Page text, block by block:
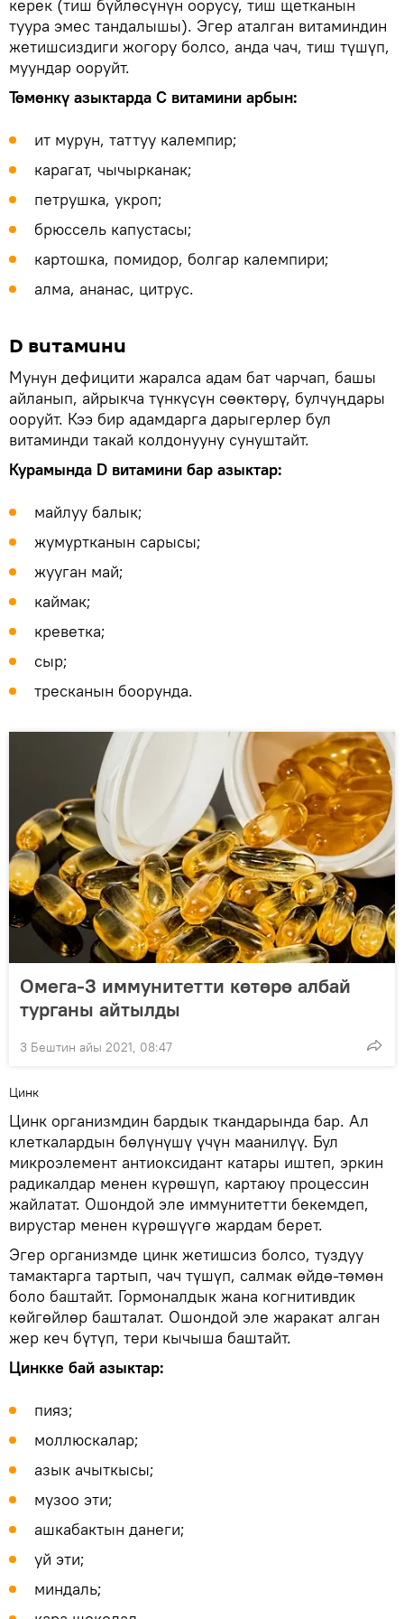
керек (тиш бүйлөсүнүн оорусу, тиш щетканын
туура эмес тандалышы). Эгер аталган витаминдин
жетишсиздиги жогору болсо, анда чач, тиш түшүп,
муундар ооруйт.
Төмөнкү азыктарда С витамини арбын:
ит мурун, таттуу калемпир;
карагат, чычырканак;
петрушка, укроп;
брюссель капустасы;
картошка, помидор, болгар калемпири;
алма, ананас, цитрус.
D витамини
Мунун дефицити жаралса адам бат чарчап, башы
айланып, айрыкча түнкүсүн сөөктөрү, булчуңдары
ооруйт. Кээ бир адамдарга дарыгерлер бул
витаминди такай колдонууну сунуштайт.
Курамында D витамини бар азыктар:
майлуу балык;
жумуртканын сарысы;
жууган май;
каймак;
креветка;
сыр;
тресканын боорунда.
Омега-3 иммунитетти көтөрө албай
турганы айтылды
3 Бештин айы 2021, 08:47
Цинк
Цинк организмдин бардык ткандарында бар. Ал
клеткалардын бөлүнүшү үчүн маанилүү. Бул
микроэлемент антиоксидант катары иштеп, эркин
радикалдар менен күрөшүп, картаюу процессин
жайлатат. Ошондой эле иммунитетти бекемдеп,
вирустар менен күрөшүүгө жардам берет.
Эгер организмде цинк жетишсиз болсо, туздуу
тамактарга тартып, чач түшүп, салмак өйдө-төмөн
боло баштайт. Гормоналдык жана когнитивдик
көйгөйлөр башталат. Ошондой эле жаракат алган
жер кеч бүтүп, тери кычыша баштайт.
Цинкке бай азыктар:
пияз;
моллюскалар;
азык ачыткысы;
музоо эти;
ашкабактын данеги;
уй эти;
миндаль;